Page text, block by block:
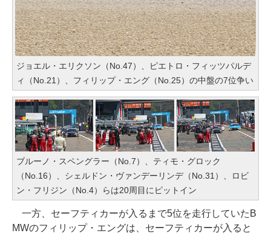
ジョエル・エリクソン（No.47）、ピエトロ・フィッツパルデ
ィ（No.21）、フィリップ・エング（No.25）の中盤の7位争い
ブルーノ・スペングラー（No.7）、ティモ・グロック
（No.16）、シェルドン・ヴァンデーリンデ（No.31）、ロビ
ン・フリジン（No.4）らは20周目にピットイン
一方、セーフティカーが入るまで5位を走行していたB
MWのフィリップ・エングは、セーフティカーが入ると